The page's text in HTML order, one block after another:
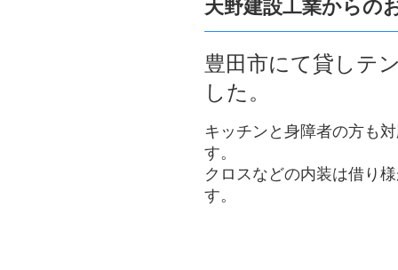
天野建設工業からの
豊田市にて貸しテ
した。
キッチンと身障者の方も
す。
クロスなどの内装は借り
す。